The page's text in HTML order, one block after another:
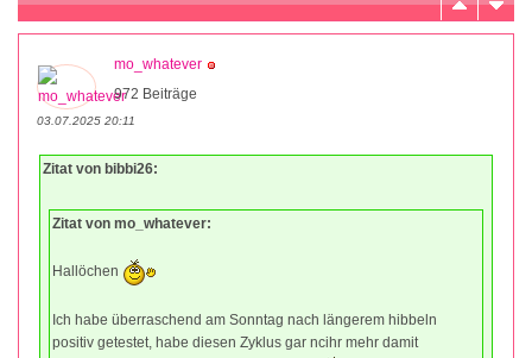
mo_whatever
972 Beiträge
03.07.2025 20:11
Zitat von bibbi26:
Zitat von mo_whatever:
Hallöchen
Ich habe überraschend am Sonntag nach längerem hibbeln
positiv getestet, habe diesen Zyklus gar ncihr mehr damit